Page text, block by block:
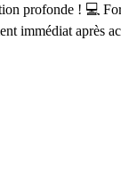
profonde ! 💻
immédiat après